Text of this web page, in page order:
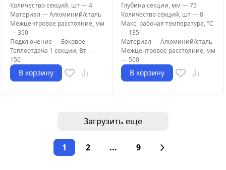
Количество секций, шт—4
Материал —Алюминий/сталь
Межцентровое расстояние, мм
—350
Подключение — Боковое
Теплоотдача 1 секции, Вт—
150
В корзину
Глубина секции, мм —75
Количество секций, шт—8
Макс. рабочая температура, °С
— 135
Материал —Алюминий/сталь
Межцентровое расстояние, мм
— 500
В корзину
Загрузить еще
1 2 ... 9